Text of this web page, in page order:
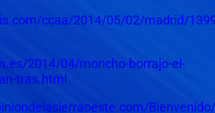
ccaa/2014/05/02/madrid/
2014/04/moncho-borrajo-el-
tras.html